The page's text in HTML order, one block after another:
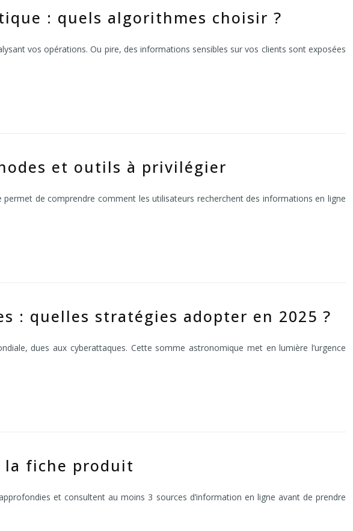
: quels algorithmes choisir ?
vos opérations. Ou pire, des informations sensibles sur vos clients sont exposées
et outils à privilégier
de comprendre comment les utilisateurs recherchent des informations en ligne
: quelles stratégies adopter en 2025 ?
dues aux cyberattaques. Cette somme astronomique met en lumière l’urgence
la fiche produit
et consultent au moins 3 sources d’information en ligne avant de prendre